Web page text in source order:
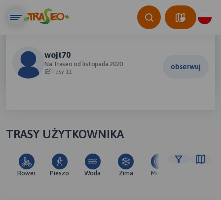
wojt70
Na Traseo od listopada 2020
Trasy 11
obserwuj
TRASY UŻYTKOWNIKA
Rower Pieszo Woda Zima Moto